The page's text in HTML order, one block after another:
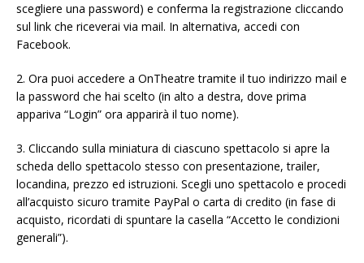
scegliere una password) e conferma la registrazione cliccando
sul link che riceverai via mail. In alternativa, accedi con
Facebook.
2. Ora puoi accedere a OnTheatre tramite il tuo indirizzo mail e
la password che hai scelto (in alto a destra, dove prima
appariva “Login” ora apparirà il tuo nome).
3. Cliccando sulla miniatura di ciascuno spettacolo si apre la
scheda dello spettacolo stesso con presentazione, trailer,
locandina, prezzo ed istruzioni. Scegli uno spettacolo e procedi
all’acquisto sicuro tramite PayPal o carta di credito (in fase di
acquisto, ricordati di spuntare la casella “Accetto le condizioni
generali”).